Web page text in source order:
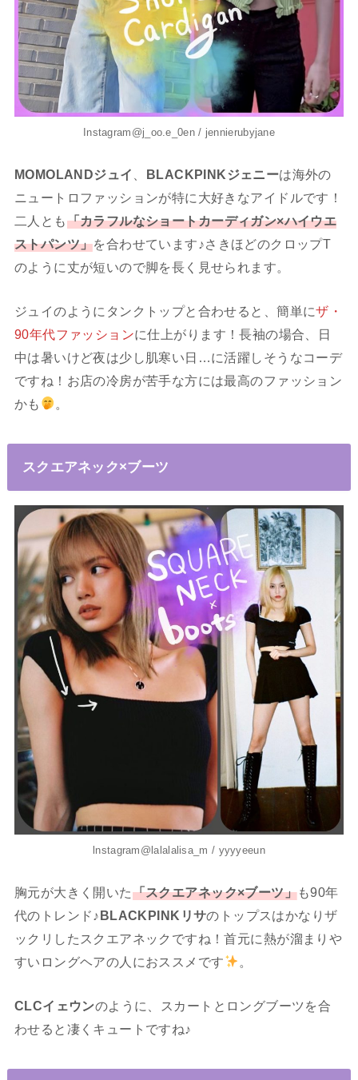
Instagram@j_oo.e_0en / jennierubyjane
MOMOLANDジュイ BLACKPINKジェニーは海外の
ニュートロファッションが特に大好きなアイドルです！
二人とも「カラフルなショートカーディガン×ハイウエ
ストパンツ」を合わせています♪さきほどのクロップT
のように丈が短いので脚を長く見せられます。
ジュイのようにタンクトップと合わせると、簡単にザ・
90年代ファッションに仕上がります！長袖の場合、日
中は暑いけど夜は少し肌寒い日…に活躍しそうなコーデ
ですね！お店の冷房が苦手な方には最高のファッション
かも
。
スクエアネック×ブーツ
lnstagram@lalalalisa_m / yyyyeeun
胸元が大きく開いた「スクエアネック×ブーツ」も90年
代のトレンド♪BLACKPINKリサのトップスはかなりザ
ックリしたスクエアネックですね！首元に熱が溜まりや
すいロングヘアの人におススメです
。
CLCイェウンのように、スカートとロングブーツを合
わせると凄くキュートですね♪